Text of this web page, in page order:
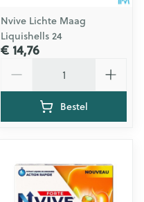
Nvive Lichte Maag
Liquishells 24
€ 14,76
Bestel